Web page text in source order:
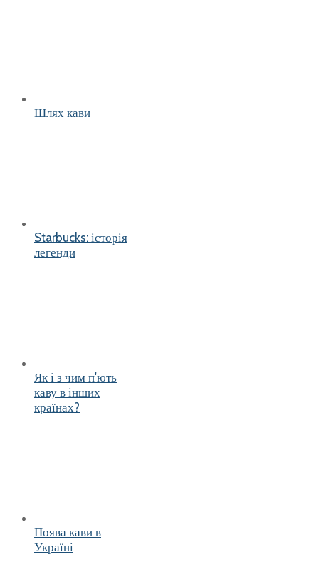
Шлях кави
Starbucks: історія
легенди
Як і з чим п'ють
каву в інших
країнах?
Поява кави в
Україні